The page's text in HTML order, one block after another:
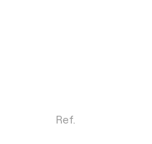
POTENZA
Ref.